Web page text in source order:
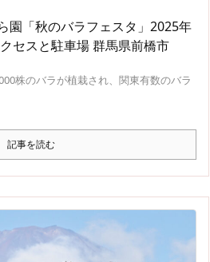
園「秋のバラフェスタ」2025年
セスと駐車場 群馬県前橋市
株のバラが植栽され、関東有数のバラ
記事を読む